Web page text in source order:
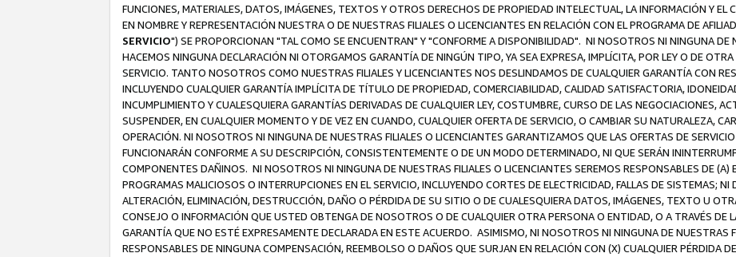
FUNCIONES, MATERIALES, DATOS, IMÁGENES, TEXTOS Y OTROS DERECHOS DE PROPIEDAD INTELECTUAL, LA INFORMACIÓN Y
EN NOMBRE Y REPRESENTACIÓN NUESTRA O DE NUESTRAS FILIALES O LICENCIANTES EN RELACIÓN CON EL PROGRAMA DE
SERVICIO") SE PROPORCIONAN "TAL COMO SE ENCUENTRAN" Y "CONFORME A DISPONIBILIDAD". NI NOSOTROS NI NINGUNA DE
HACEMOS NINGUNA DECLARACIÓN NI OTORGAMOS GARANTÍA DE NINGÚN TIPO, YA SEA EXPRESA, IMPLÍCITA, POR LEY O DE
SERVICIO. TANTO NOSOTROS COMO NUESTRAS FILIALES Y LICENCIANTES NOS DESLINDAMOS DE CUALQUIER GARANTÍA CON
INCLUYENDO CUALQUIER GARANTÍA IMPLÍCITA DE TÍTULO DE PROPIEDAD, COMERCIABILIDAD, CALIDAD SATISFACTORIA,
INCUMPLIMIENTO Y CUALESQUIERA GARANTÍAS DERIVADAS DE CUALQUIER LEY, COSTUMBRE, CURSO DE LAS NEGOCIACIONES,
SUSPENDER, EN CUALQUIER MOMENTO Y DE VEZ EN CUANDO, CUALQUIER OFERTA DE SERVICIO, O CAMBIAR SU NATURALEZA,
OPERACIÓN. NI NOSOTROS NI NINGUNA DE NUESTRAS FILIALES O LICENCIANTES GARANTIZAMOS QUE LAS OFERTAS DE
FUNCIONARÁN CONFORME A SU DESCRIPCIÓN, CONSISTENTEMENTE O DE UN MODO DETERMINADO, NI QUE SERÁN
COMPONENTES DAÑINOS. NI NOSOTROS NI NINGUNA DE NUESTRAS FILIALES O LICENCIANTES SEREMOS RESPONSABLES DE (A)
PROGRAMAS MALICIOSOS O INTERRUPCIONES EN EL SERVICIO, INCLUYENDO CORTES DE ELECTRICIDAD, FALLAS DE SISTEMAS;
ALTERACIÓN, ELIMINACIÓN, DESTRUCCIÓN, DAÑO O PÉRDIDA DE SU SITIO O DE CUALESQUIERA DATOS, IMÁGENES, TEXTO U
CONSEJO O INFORMACIÓN QUE USTED OBTENGA DE NOSOTROS O DE CUALQUIER OTRA PERSONA O ENTIDAD, O A TRAVÉS DE
GARANTÍA QUE NO ESTÉ EXPRESAMENTE DECLARADA EN ESTE ACUERDO. ASIMISMO, NI NOSOTROS NI NINGUNA DE NUESTRAS
RESPONSABLES DE NINGUNA COMPENSACIÓN, REEMBOLSO O DAÑOS QUE SURJAN EN RELACIÓN CON (X) CUALQUIER PÉRDIDA